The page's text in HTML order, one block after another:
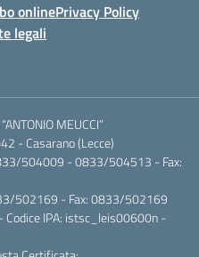
onlinePrivacy Policy
legali
MEUCCI”
- Casarano (Lecce)
504009 - 0833/504513 - Fax:
502169 - Fax: 0833/502169
Codice IPA: istsc_leis00600n -